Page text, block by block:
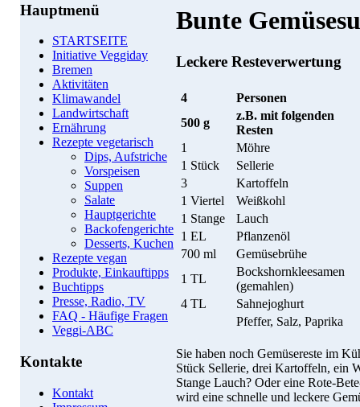
Hauptmenü
STARTSEITE
Initiative Veggiday
Bremen
Aktivitäten
Klimawandel
Landwirtschaft
Ernährung
Rezepte vegetarisch
Dips, Aufstriche
Vorspeisen
Suppen
Salate
Hauptgerichte
Backofengerichte
Desserts, Kuchen
Rezepte vegan
Produkte, Einkauftipps
Buchtipps
Presse, Radio, TV
FAQ - Häufige Fragen
Veggi-ABC
Kontakte
Kontakt
Bunte
Leckere Resteverwertung
4
Personen
500 g
z.B. mit folgenden
Resten
1
Möhre
1 Stück
Sellerie
3
Kartoffeln
1 Viertel
Weißkohl
1 Stange
Lauch
1 EL
Pflanzenöl
700 ml
Gemüsebrühe
1 TL
Bockshornkleesamen
(gemahlen)
4 TL
Sahnejoghurt
Pfeffer, Salz, Paprika
Sie haben noch Gemüsereste im
Stück Sellerie, drei Kartoffeln, ein
Stange Lauch? Oder eine Rote-
wird eine schnelle und leckere